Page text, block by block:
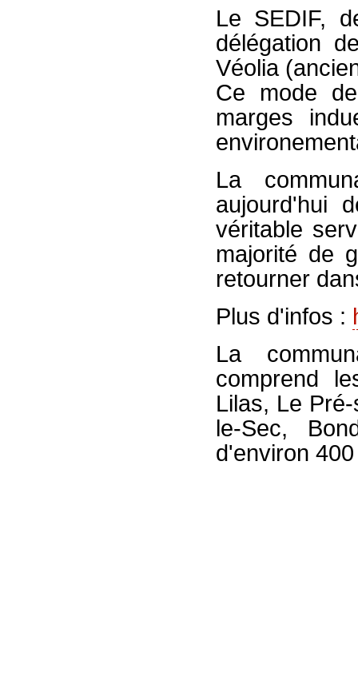
Le SEDIF,
délégation
Véolia
Ce mode
marges
La
aujourd'hui
véritable
majorité de
retourner
Plus d'infos :
La
comprend
Lilas, Le
le-Sec,
d'environ